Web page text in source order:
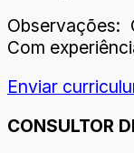
Observações:
Com
Enviar
CONSULTOR